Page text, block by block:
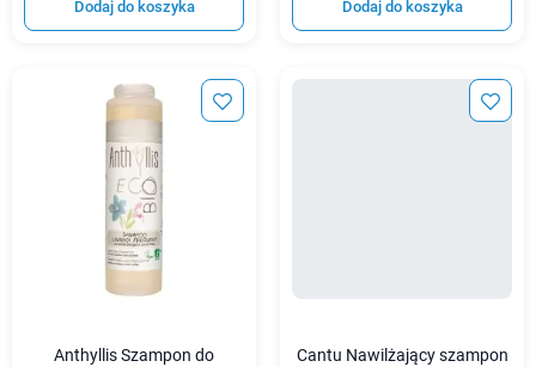
Dodaj do koszyka Dodaj do koszyka
Anthyllis Szampon do
Cantu Nawilżający szampon